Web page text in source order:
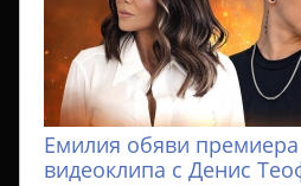
Емилия обяви
видеоклипа с Денис